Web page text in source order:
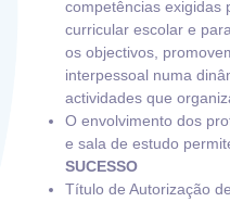
competências exigidas
curricular escolar e
os objectivos,
interpessoal numa
actividades que
O envolvimento dos
e sala de estudo
SUCESSO
Título de Autorização